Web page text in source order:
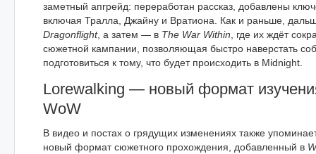
заметный апгрейд: переработан рассказ, добавлены
включая Тралла, Джайну и Вратиона. Как и раньше,
Dragonflight, а затем — в The War Within, где их ждёт
сюжетной кампании, позволяющая быстро наверстать
подготовиться к тому, что будет происходить в Midnight.
Lorewalking — новый формат
WoW
В видео и постах о грядущих изменениях также
новый формат сюжетного прохождения, добавленный в